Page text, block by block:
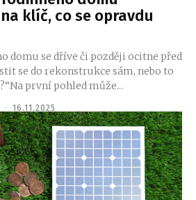
klíč, co se opravdu
domu se dříve či později ocitne před
se do rekonstrukce sám, nebo to
první pohled může...
- 16.11.2025